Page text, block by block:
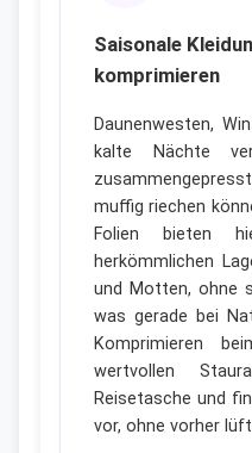
Saisonale
komprimieren
Daunenwesten,
kalte Nächte
muffig riechen
Folien bieten
herkömmlichen
und Motten, ohne
was gerade bei
Komprimieren
wertvollen
Reisetasche und
vor, ohne vorher